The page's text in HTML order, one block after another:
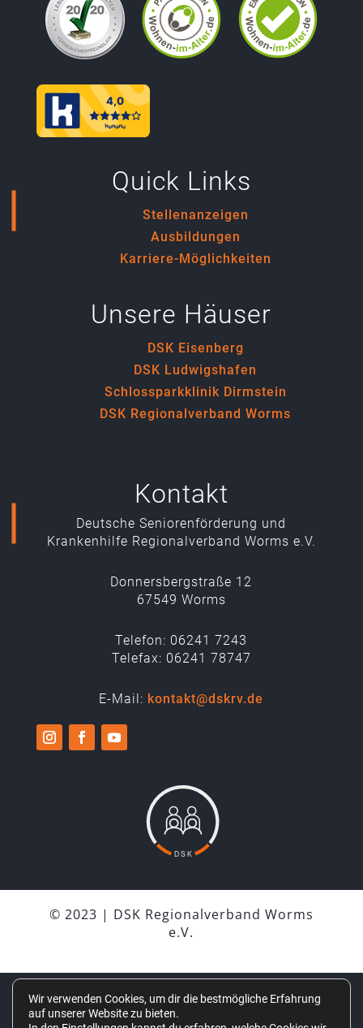
Quick Links
Stellenanzeigen
Ausbildungen
Karriere-Möglichkeiten
Unsere Häuser
DSK Eisenberg
DSK Ludwigshafen
Schlossparkklinik Dirmstein
DSK Regionalverband Worms
Kontakt
Deutsche Seniorenförderung und
Krankenhilfe Regionalverband Worms e.V.
Donnersbergstraße 12
67549 Worms
Telefon: 06241 7243
Telefax: 06241 78747
E-Mail: kontakt@dskrv.de
© 2023 | DSK Regionalverband Worms
e.V.
IMPRESSUM
Wir verwenden Cookies, um dir die bestmögliche Erfahrung
auf unserer Website zu bieten.